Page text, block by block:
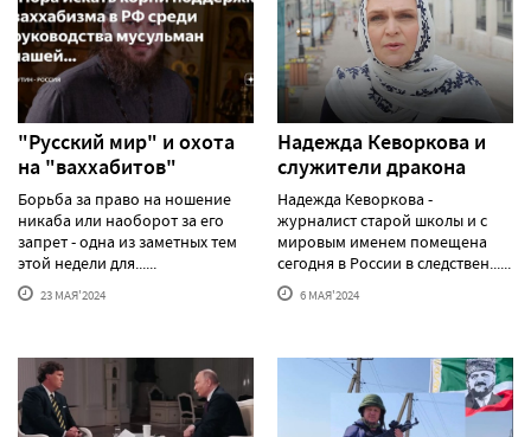
"Русский мир" и охота
на "ваххабитов"
Борьба за право на ношение
никаба или наоборот за его
запрет - одна из заметных тем
этой недели для......
23 МАЯ'2024
Надежда Кеворкова и
служители дракона
Надежда Кеворкова -
журналист старой школы и с
мировым именем помещена
сегодня в России в следствен......
6 МАЯ'2024